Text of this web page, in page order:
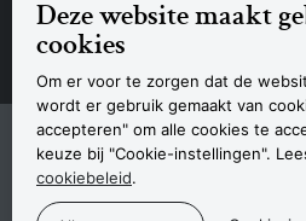
Deze website maakt
cookies
Om er voor te zorgen dat de
wordt er gebruik gemaakt van
accepteren" om alle cookies te
keuze bij "Cookie-instellingen".
cookiebeleid.
Contact
Navigatie
SitemapPrivacyverklaring Cookieverklaring
Contact